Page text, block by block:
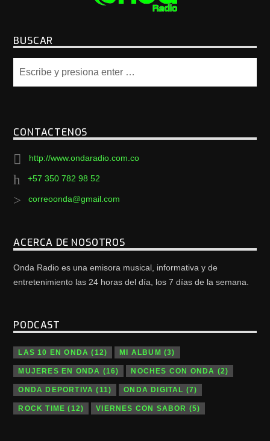
BUSCAR
CONTACTENOS
http://www.ondaradio.com.co
+57 350 782 98 52
correoonda@gmail.com
ACERCA DE NOSOTROS
Onda Radio es una emisora musical, informativa y de
entretenimiento las 24 horas del día, los 7 días de la semana.
PODCAST
LAS 10 EN ONDA (12) MI ALBUM (3)
MUJERES EN ONDA (16) NOCHES CON ONDA (2)
ONDA DEPORTIVA (11) ONDA DIGITAL (7)
ROCK TIME (12) VIERNES CON SABOR (5)